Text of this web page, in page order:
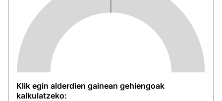
Klik egin alderdien gainean gehiengoak
kalkulatzeko: